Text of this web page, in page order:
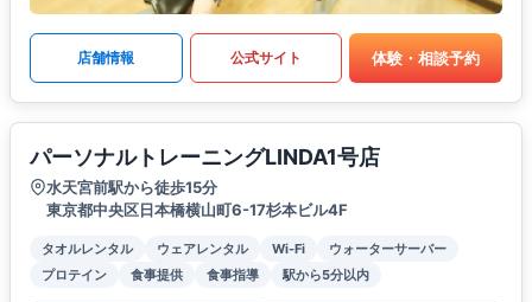
店舗情報 公式サイト 体験・相談予約
パーソナルトレーニングLINDA1号店
水天宮前駅から徒歩15分
東京都中央区日本橋横山町6-17杉本ビル4F
タオルレンタル ウェアレンタル Wi-Fi
ウォーターサーバー
プロテイン
食事提供 食事指導 駅から5分以内